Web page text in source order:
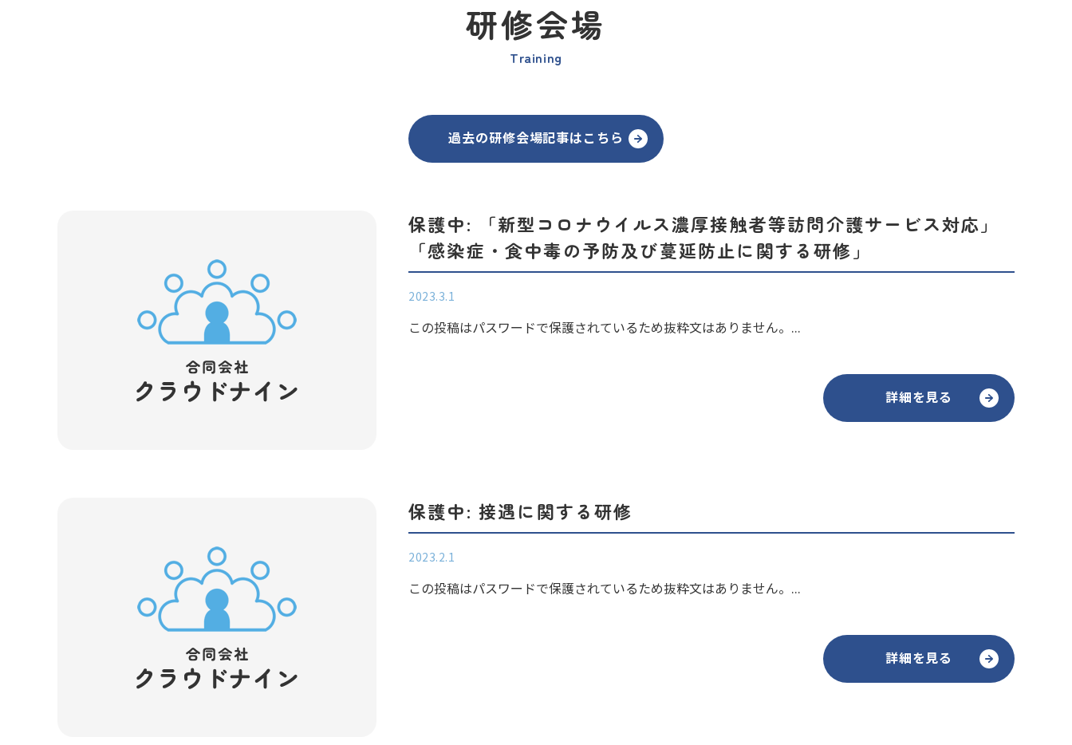
研修会場
Training
過去の研修会場記事はこちら
保護中: 「新型コロナウイルス濃厚接触者等訪問介護サービス対応」
「感染症・食中毒の予防及び蔓延防止に関する研修」
2023.3.1
この投稿はパスワードで保護されているため抜粋文はありません。...
詳細を見る
保護中: 接遇に関する研修
2023.2.1
この投稿はパスワードで保護されているため抜粋文はありません。...
詳細を見る